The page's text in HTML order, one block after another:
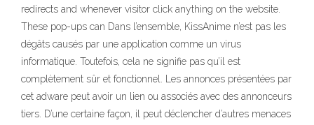
redirects and whenever visitor click anything on the website.
These pop-ups can Dans l’ensemble, KissAnime n’est pas les
dégâts causés par une application comme un virus
informatique. Toutefois, cela ne signifie pas qu’il est
complètement sûr et fonctionnel. Les annonces présentées par
cet adware peut avoir un lien ou associés avec des annonceurs
tiers. D’une certaine façon, il peut déclencher d’autres menaces